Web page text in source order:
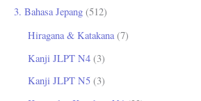
3. Bahasa Jepang (512)
Hiragana & Katakana(7)
Kanji JLPT N4 (3)
Kanji JLPT N5 (3)